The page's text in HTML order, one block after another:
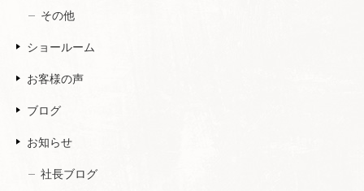
その他
ショールーム
お客様の声
ブログ
お知らせ
社長ブログ